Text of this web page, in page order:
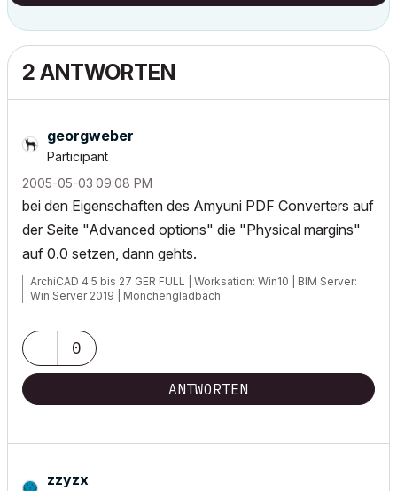
2 ANTWORTEN
georgweber
Participant
‎2005-05-03 09:08 PM
bei den Eigenschaften des Amyuni PDF Converters auf
der Seite "Advanced options" die "Physical margins"
auf 0.0 setzen, dann gehts.
ArchiCAD 4.5 bis 27 GER FULL | Worksation: Win10 | BIM Server:
Win Server 2019 | Mönchengladbach
0
ANTWORTEN
zzyzx